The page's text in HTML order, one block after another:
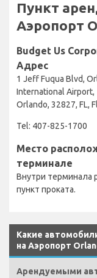
Пункт
Аэропорт
Budget Us
Адрес
1 Jeff Fuqua Blvd,
International Airport,
Orlando, 32827, FL,
Tel: 407-825-1700
Место
терминале
Внутри терминала
пункт проката.
Какие
на Аэропорт
Арендуемыми